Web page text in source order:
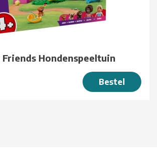
Hondenspeeltuin
Bestel